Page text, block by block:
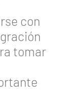
con
tomar